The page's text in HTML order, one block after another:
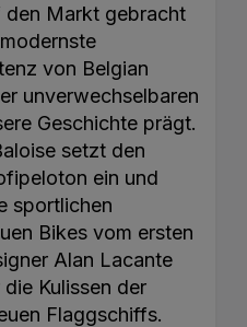
Markt gebracht
von Belgian
unverwechselbaren
Geschichte prägt.
setzt den
ein und
sportlichen
Bikes vom ersten
Alan Lacante
Kulissen der
Flaggschiffs.